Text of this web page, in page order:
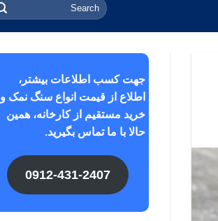
جهت کسب اطلاعات بیشتر،
اطلاع از قیمت انواع سنگ نمک و
خرید مستقیم از کارخانه، همین
حالا با ما تماس بگیرید.
0912-431-2407